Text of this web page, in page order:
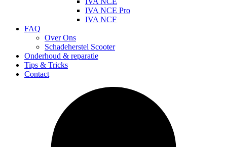
IVA NCE Pro
IVA NCF
FAQ
Over Ons
Schadeherstel Scooter
Onderhoud & reparatie
Tips & Tricks
Contact